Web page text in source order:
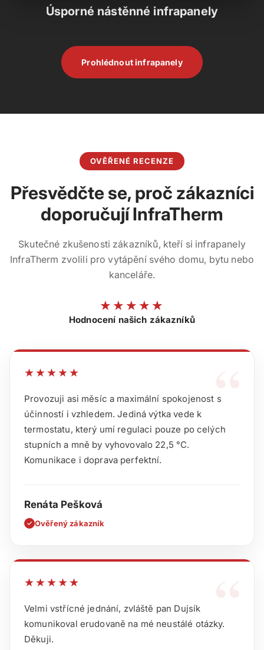
Úsporné nástěnné infrapanely
Prohlédnout infrapanely
OVĚŘENÉ RECENZE
Přesvědčte se, proč zákazníci
doporučují InfraTherm
Skutečné zkušenosti zákazníků, kteří si infrapanely
InfraTherm zvolili pro vytápění svého domu, bytu nebo
kanceláře.
★★★★★
Hodnocení našich zákazníků
“
★★★★★
Provozuji asi měsíc a maximální spokojenost s
účinností i vzhledem. Jediná výtka vede k
termostatu, který umí regulaci pouze po celých
stupních a mně by vyhovovalo 22,5 °C.
Komunikace i doprava perfektní.
Renáta Pešková
✓ Ověřený zákazník
★★★★★
Velmi vstřícné jednání, zvláště pan Dujsík
komunikoval erudovaně na mé neustálé otázky.
Děkuji.